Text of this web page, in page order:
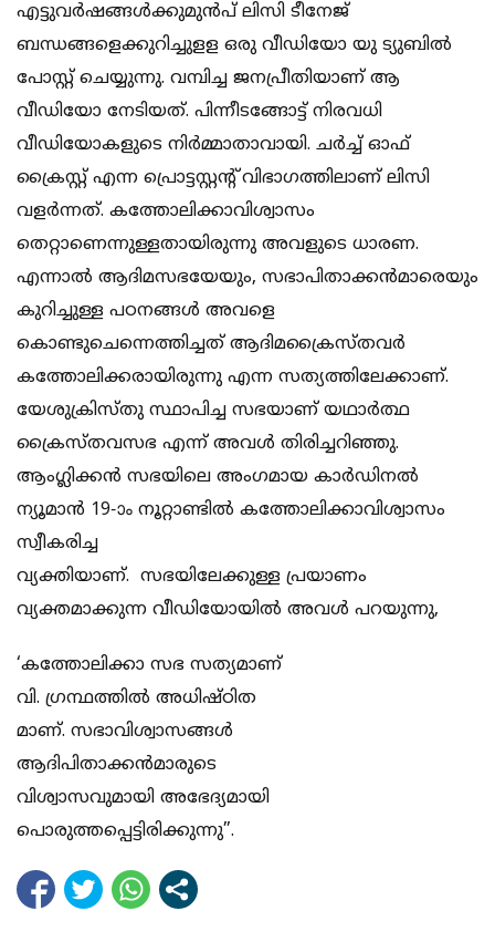
എട്ടുവര്‍ഷങ്ങള്‍ക്കുമുന്‍പ് ലിസി ടീനേജ്
ബന്ധങ്ങളെക്കുറിച്ചുളള ഒരു വീഡിയോ യു ട്യുബില്‍
പോസ്റ്റ് ചെയ്യുന്നു. വമ്പിച്ച ജനപ്രീതിയാണ് ആ
വീഡിയോ നേടിയത്. പിന്നീടങ്ങോട്ട് നിരവധി
വീഡിയോകളുടെ നിര്‍മ്മാതാവായി. ചര്‍ച്ച് ഓഫ്
ക്രൈസ്റ്റ് എന്ന പ്രൊട്ടസ്റ്റന്റ് വിഭാഗത്തിലാണ് ലിസി
വളര്‍ന്നത്. കത്തോലിക്കാവിശ്വാസം
തെറ്റാണെന്നുള്ളതായിരുന്നു അവളുടെ ധാരണ.
എന്നാല്‍ ആദിമസഭയേയും, സഭാപിതാക്കന്‍മാരെയും
കുറിച്ചുള്ള പഠനങ്ങള്‍ അവളെ
കൊണ്ടുചെന്നെത്തിച്ചത് ആദിമക്രൈസ്തവര്‍
കത്തോലിക്കരായിരുന്നു എന്ന സത്യത്തിലേക്കാണ്.
യേശുക്രിസ്തു സ്ഥാപിച്ച സഭയാണ് യഥാര്‍ത്ഥ
ക്രൈസ്തവസഭ എന്ന് അവള്‍ തിരിച്ചറിഞ്ഞു.
ആംഗ്ലിക്കന്‍ സഭയിലെ അംഗമായ കാര്‍ഡിനല്‍
ന്യൂമാന്‍ 19-ാം നൂറ്റാണ്ടില്‍ കത്തോലിക്കാവിശ്വാസം
സ്വീകരിച്ച
വ്യക്തിയാണ്. സഭയിലേക്കുള്ള പ്രയാണം
വ്യക്തമാക്കുന്ന വീഡിയോയില്‍ അവള്‍ പറയുന്നു,
‘കത്തോലിക്കാ സഭ സത്യമാണ്
വി. ഗ്രന്ഥത്തില്‍ അധിഷ്ഠിത
മാണ്. സഭാവിശ്വാസങ്ങള്‍
ആദിപിതാക്കന്‍മാരുടെ
വിശ്വാസവുമായി അഭേദ്യമായി
പൊരുത്തപ്പെട്ടിരിക്കുന്നു”.